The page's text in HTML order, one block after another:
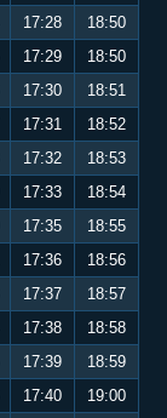
17:28
18:50
17:29
18:50
17:30
18:51
17:31
18:52
17:32
18:53
17:33
18:54
17:35
18:55
17:36
18:56
17:37
18:57
17:38
18:58
17:39
18:59
17:40
19:00